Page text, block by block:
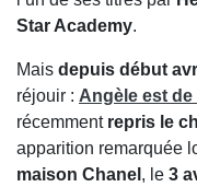
Star Academy.
Mais depuis début
réjouir : Angèle est
récemment repris le
apparition remarquée
maison Chanel , le 3